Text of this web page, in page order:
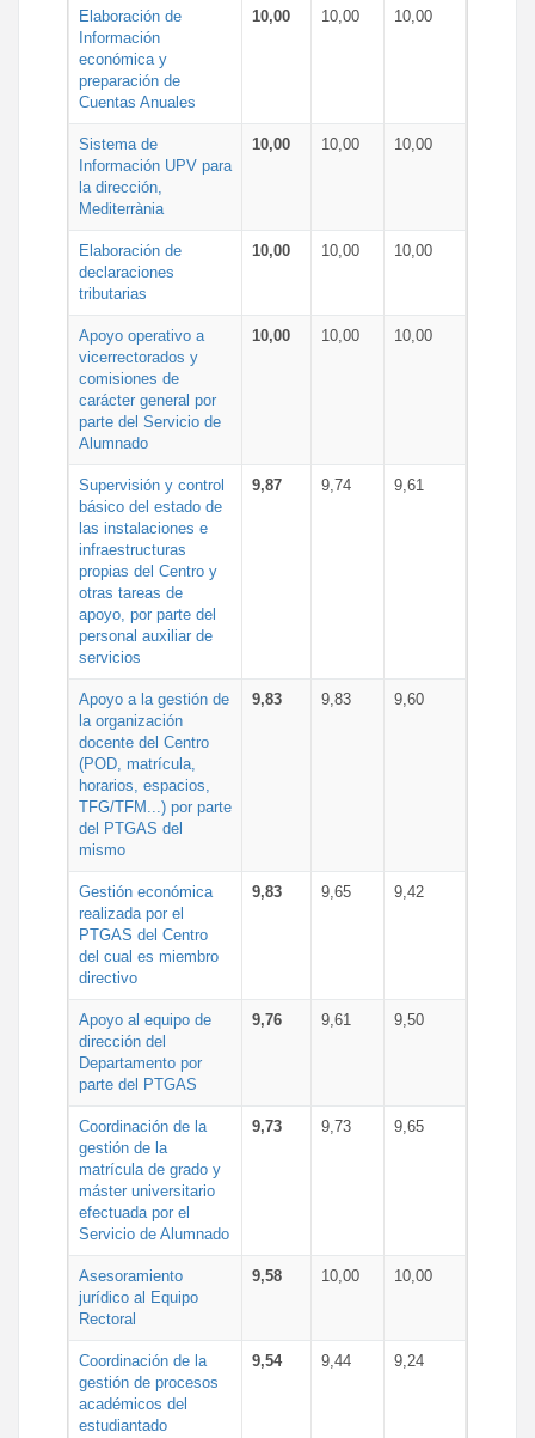
Elaboración de
Información
económica y
preparación de
Cuentas Anuales
10,00 10,00 10,00
Sistema de
Información UPV para
la dirección,
Mediterrània
10,00 10,00 10,00
Elaboración de
declaraciones
tributarias
10,00 10,00 10,00
Apoyo operativo a
vicerrectorados y
comisiones de
carácter general por
parte del Servicio de
Alumnado
10,00 10,00 10,00
Supervisión y control
básico del estado de
las instalaciones e
infraestructuras
propias del Centro y
otras tareas de
apoyo, por parte del
personal auxiliar de
servicios
9,87 9,74 9,61
Apoyo a la gestión de
la organización
docente del Centro
(POD, matrícula,
horarios, espacios,
TFG/TFM...) por parte
del PTGAS del
mismo
9,83 9,83 9,60
Gestión económica
realizada por el
PTGAS del Centro
del cual es miembro
directivo
9,83 9,65 9,42
Apoyo al equipo de
dirección del
Departamento por
parte del PTGAS
9,76 9,61 9,50
Coordinación de la
gestión de la
matrícula de grado y
máster universitario
efectuada por el
Servicio de Alumnado
9,73 9,73 9,65
Asesoramiento
jurídico al Equipo
Rectoral
9,58 10,00 10,00
Coordinación de la
gestión de procesos
académicos del
estudiantado
9,54 9,44 9,24